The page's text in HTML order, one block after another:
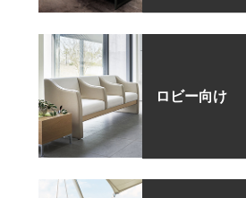
ロビー向け